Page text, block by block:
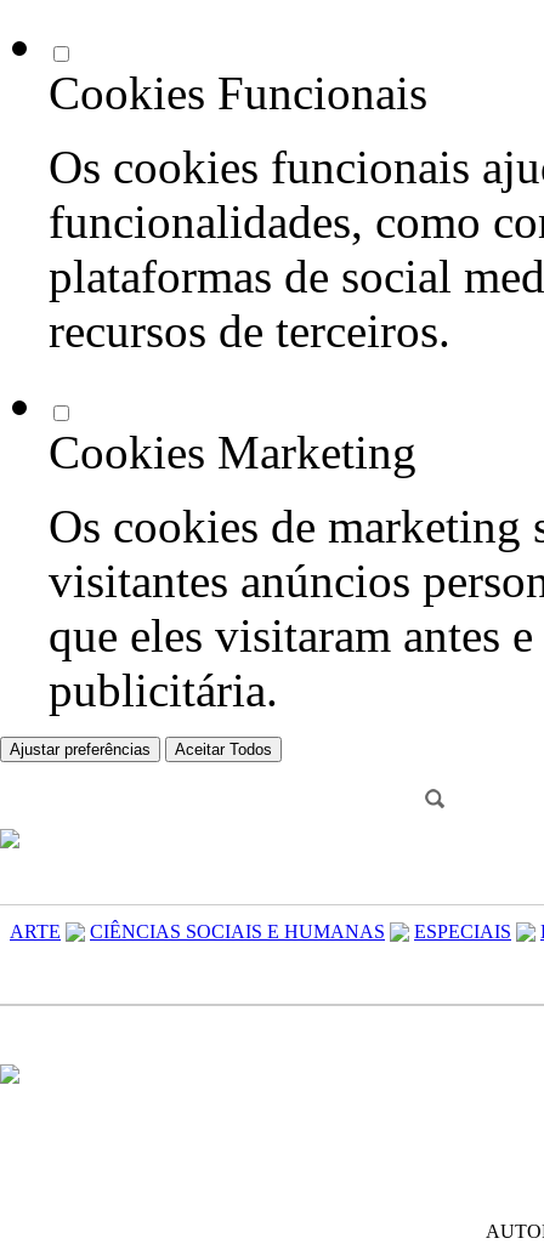
Cookies Funcionais
Os cookies funcionais
funcionalidades, como
plataformas de social
recursos de terceiros.
Cookies Marketing
Os cookies de marketing
visitantes anúncios
que eles visitaram antes
publicitária.
Ajustar preferências Aceitar Todos
ARTE CIÊNCIAS SOCIAIS E HUMANAS ESPECIAIS